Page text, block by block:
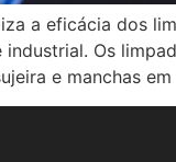
a eficácia dos
Os
e manchas